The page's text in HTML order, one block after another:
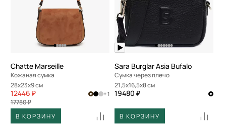
По размеру скидки
По скорости доставки
Chatte Marseille
Кожаная сумка
28x23x9 см
12446 ₽
17780 ₽
+ 1
В КОРЗИНУ
Sara Burglar Asia Bufalo
Сумка через плечо
21,5x16,5x8 см
19480 ₽
В КОРЗИНУ